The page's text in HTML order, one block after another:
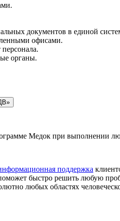
документов в единой
офисами.
органы.
Медок при выполнении
поддержка
быстро решить любую
любых областях